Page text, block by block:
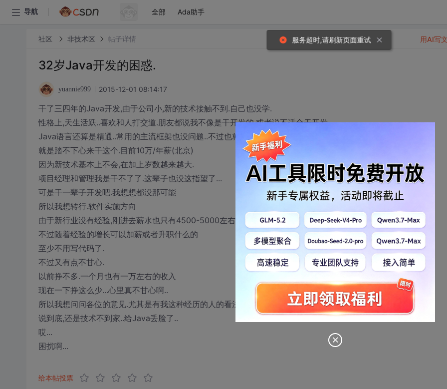
导航 全部 Ada助手
社区 非技术区 帖子详情
32岁Java开发的困惑.
yuannie999 2015-12-01 08:14:17
干了三四年的Java开发,由于公司小,新的技术接触不到.自己也没学.
性格上,天生活跃..喜欢和人打交道.朋友都说我不像是干开发的.或者说不适合干开发.
Java语言还算是精通..常用的主流框架也没问题..不过也就停留在能用的级别上.至少源码没看过.
就是踏不下心来干这个.目前10万/年薪(北京)
因为新技术基本上不会,在加上岁数越来越大.
项目经理和管理我是干不了了.这辈子也没这指望了...
可是干一辈子开发吧.我想想都没那可能
所以我想转行.软件实施方向
由于新行业没有经验,刚进去薪水也只有4500-5000左右..
不过随着经验的增长可以加薪或者升职什么的
至少不用写代码了.
不过又有点不甘心.
以前挣不多.一个月也有一万左右的收入
现在一下挣这么少...心里真不甘心啊..
所以我想问问各位的意见.尤其是有我这种经历的人的看法..
说到底,还是技术不到家..给Java丢脸了..
哎...
困扰啊...
给本帖投票
用AI写
服务超时,请刷新页面重试